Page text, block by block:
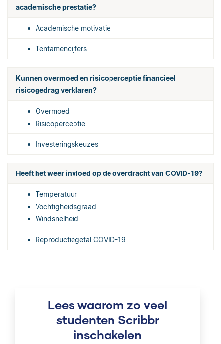
academische prestatie?
Academische motivatie
Tentamencijfers
Kunnen overmoed en risicoperceptie financieel
risicogedrag verklaren?
Overmoed
Risicoperceptie
Investeringskeuzes
Heeft het weer invloed op de overdracht van COVID-19?
Temperatuur
Vochtigheidsgraad
Windsnelheid
Reproductiegetal COVID-19
Lees waarom zo veel
studenten Scribbr
inschakelen